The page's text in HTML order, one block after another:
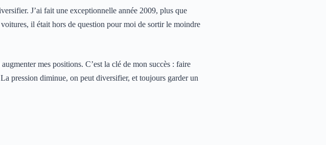
J’ai fait une exceptionnelle année 2009, plus que
il était hors de question pour moi de sortir le moindre
mes positions. C’est la clé de mon succès : faire
pression diminue, on peut diversifier, et toujours garder un